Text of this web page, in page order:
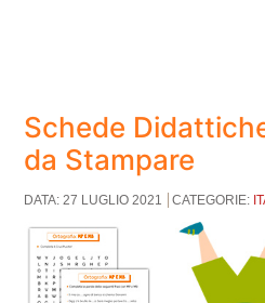
Schede
da Stampare
DATA: 27 LUGLIO 2021 CATEGORIE: